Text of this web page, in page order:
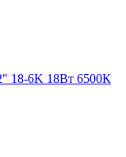
18-6K 18Вт 6500К